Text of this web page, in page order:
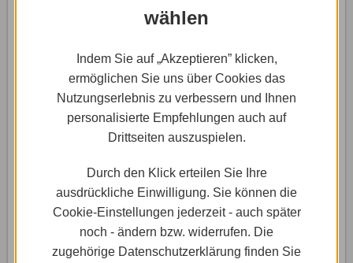
wählen
Indem Sie auf „Akzeptieren” klicken,
ermöglichen Sie uns über Cookies das
Nutzungserlebnis zu verbessern und Ihnen
personalisierte Empfehlungen auch auf
Drittseiten auszuspielen.
Durch den Klick erteilen Sie Ihre
ausdrückliche Einwilligung. Sie können die
Cookie-Einstellungen jederzeit - auch später
noch - ändern bzw. widerrufen. Die
zugehörige Datenschutzerklärung finden Sie
Rand, welcher der Vorlagen aktiviert ist.
Willst Du eine der Premium-Vorlagen
verwenden (erkennbar an dem lilafarbenen Symbol
an der Vorlage), musst Du einen Premium-Upgrade
durchführen. Die Premium-Version gibt es ab 2,99 €
Inhalt bearbeiten